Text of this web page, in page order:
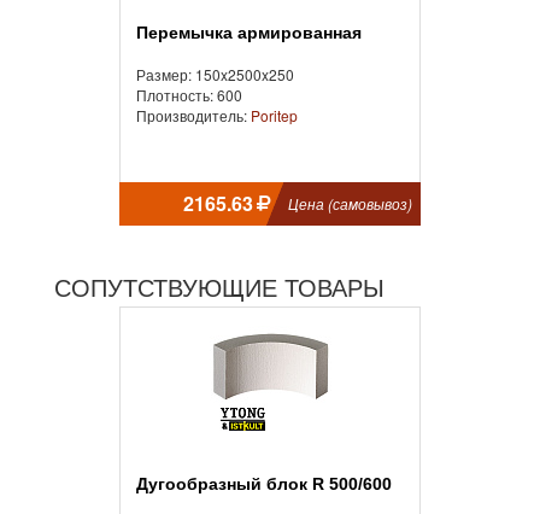
Перемычка армированная
Размер: 150x2500x250
Плотность: 600
Производитель: Poritep
2165.63 Цена (самовывоз)
СОПУТСТВУЮЩИЕ ТОВАРЫ
Дугообразный блок R 500/600